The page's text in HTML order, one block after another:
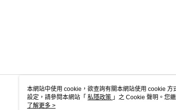
關於我們
本網站中使用 cookie，欲查詢有關本網站使用 cookie
設定，請參閱本網站「 私隱政策 」之 Cookie 聲明。您
用 cookie。
了解更多 >